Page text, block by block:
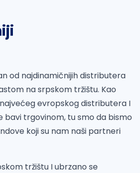
od najdinamičnijih distributera
na srpskom tržištu. Kao
evropskog distributera I
bavi trgovinom, tu smo da bismo
koji su nam naši partneri
tržištu I ubrzano se